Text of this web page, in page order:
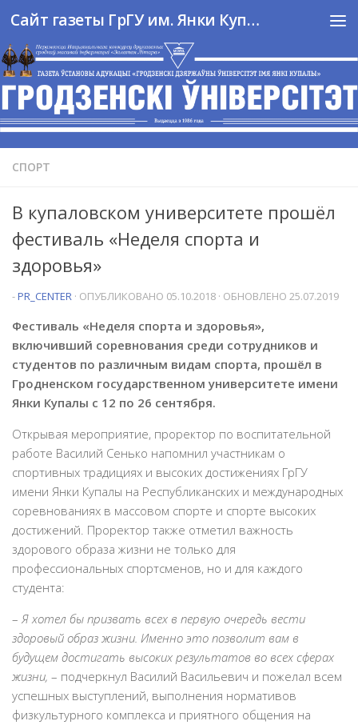
Перейти к содержимому Сайт газеты ГрГУ им. Янки Купалы
СПОРТ
В купаловском университете прошёл
фестиваль «Неделя спорта и
здоровья»
-PR_CENTER · ОПУБЛИКОВАНО 05.10.2018 · ОБНОВЛЕНО 25.07.2019
Фестиваль «Неделя спорта и здоровья»,
включивший соревнования среди сотрудников и
студентов по различным видам спорта, прошёл в
Гродненском государственном университете имени
Янки Купалы с 12 по 26 сентября.
Открывая мероприятие, проректор по воспитательной
работе Василий Сенько напомнил участникам о
спортивных традициях и высоких достижениях ГрГУ
имени Янки Купалы на Республиканских и международных
соревнованиях в массовом спорте и спорте высоких
достижений. Проректор также отметил важность
здорового образа жизни не только для
профессиональных спортсменов, но и для каждого
студента:
– Я хотел бы призвать всех в первую очередь вести
здоровый образ жизни. Именно это позволит вам в
будущем достигать высоких результатов во всех сферах
жизни, – подчеркнул Василий Васильевич и пожелал всем
успешных выступлений, выполнения нормативов
физкультурного комплекса и приятного общения на